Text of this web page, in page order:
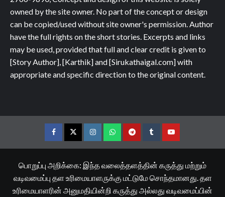
owned by the site owner. No part of the concept or design
can be copied/used without site owner's permission. Author
have the full rights on the short stories. Excerpts and links
may be used, provided that full and clear credit is given to
[Story Author], [Karthik] and [Sirukathaigal.com] with
appropriate and specific direction to the original content.
FacebookTwitterInstagramWhatsappTelegramTumblrYouTube
பொறுப்பு அறிக்கை: இந்த வலைத்தளத்தின் கருத்து மற்றும்
வடிவமைப்பு தள உரிமையாளருக்கு மட்டுமே சொந்தமானது. தள
உரிமையாளரின் அனுமதியின்றி கருத்து அல்லது வடிவமைப்பின்